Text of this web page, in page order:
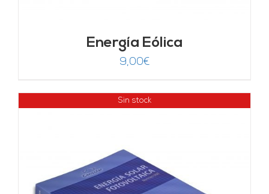
Energía Eólica
9,00€
Sin stock